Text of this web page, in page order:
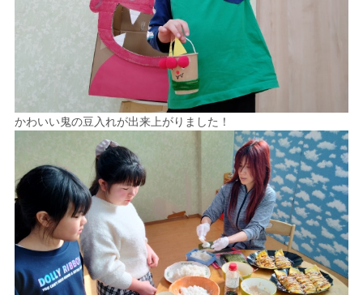
かわいい鬼の豆入れが出来上がりました！